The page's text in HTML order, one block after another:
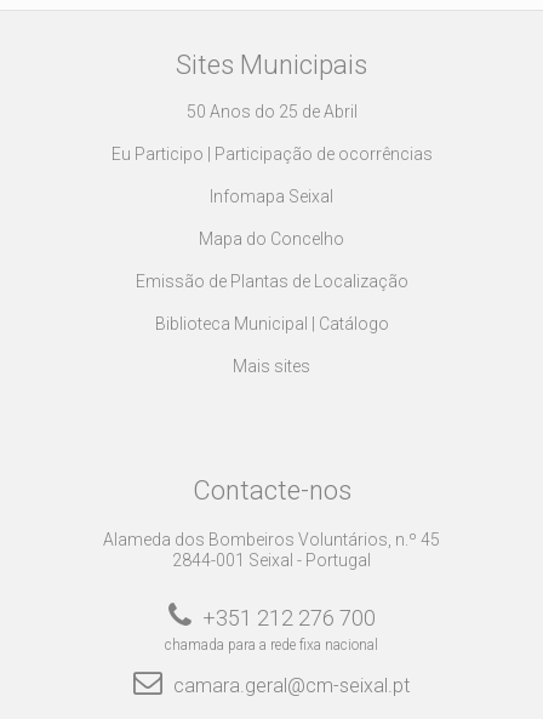
Sites Municipais
50 Anos do 25 de Abril
Eu Participo | Participação de ocorrências
Infomapa Seixal
Mapa do Concelho
Emissão de Plantas de Localização
Biblioteca Municipal | Catálogo
Mais sites
Contacte-nos
Alameda dos Bombeiros Voluntários, n.º 45
2844-001 Seixal - Portugal
+351 212 276 700
chamada para a rede fixa nacional
camara.geral@cm-seixal.pt